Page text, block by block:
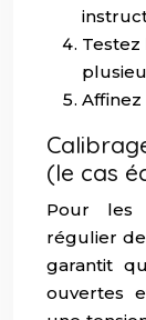
Testez
Affinez
(le cas
Pour les
régulier
garantit
ouvertes